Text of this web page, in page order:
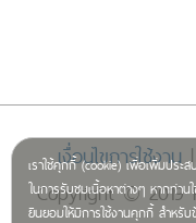
เราใช้คุกกี้ (cookie) เพื่อเพิ่มปร
ในการรับชมเนื้อหาต่างๆ หากท่าน
ยินยอมให้มีการใช้งานคุกกี้ สำหรั
เงื่อนไขการใช้งาน
Copyright © 2019